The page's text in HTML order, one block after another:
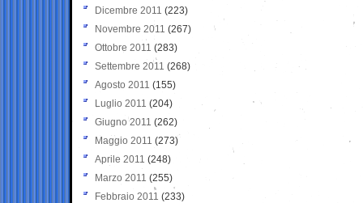
Dicembre 2011 (223)
Novembre 2011 (267)
Ottobre 2011 (283)
Settembre 2011 (268)
Agosto 2011 (155)
Luglio 2011 (204)
Giugno 2011 (262)
Maggio 2011 (273)
Aprile 2011 (248)
Marzo 2011 (255)
Febbraio 2011 (233)